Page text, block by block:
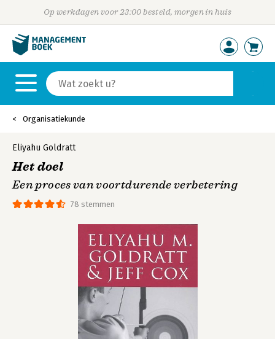
Op werkdagen voor 23:00 besteld, morgen in huis
Organisatiekunde
78 stemmen
Eliyahu Goldratt
Het doel
Een proces van voortdurende verbetering